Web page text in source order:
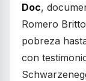
Doc,
Romero
pobreza
con